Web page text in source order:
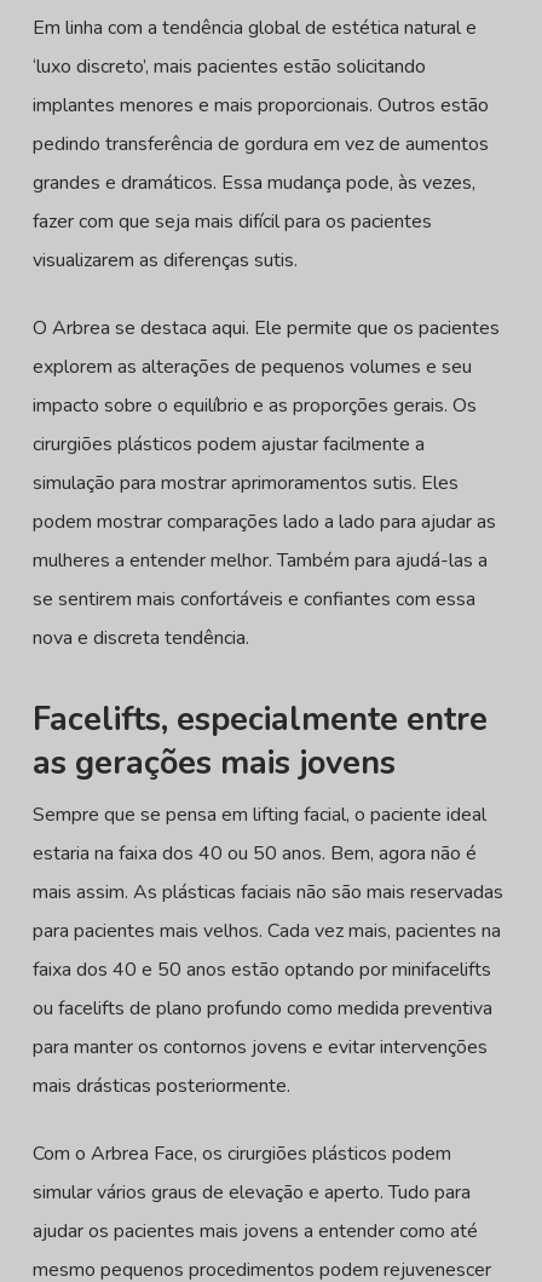
Em linha com a tendência global de estética natural e
‘luxo discreto’, mais pacientes estão solicitando
implantes menores e mais proporcionais. Outros estão
pedindo transferência de gordura em vez de aumentos
grandes e dramáticos. Essa mudança pode, às vezes,
fazer com que seja mais difícil para os pacientes
visualizarem as diferenças sutis.
O Arbrea se destaca aqui. Ele permite que os pacientes
explorem as alterações de pequenos volumes e seu
impacto sobre o equilíbrio e as proporções gerais. Os
cirurgiões plásticos podem ajustar facilmente a
simulação para mostrar aprimoramentos sutis. Eles
podem mostrar comparações lado a lado para ajudar as
mulheres a entender melhor. Também para ajudá-las a
se sentirem mais confortáveis e confiantes com essa
nova e discreta tendência.
Facelifts, especialmente entre
as gerações mais jovens
Sempre que se pensa em lifting facial, o paciente ideal
estaria na faixa dos 40 ou 50 anos. Bem, agora não é
mais assim. As plásticas faciais não são mais reservadas
para pacientes mais velhos. Cada vez mais, pacientes na
faixa dos 40 e 50 anos estão optando por minifacelifts
ou facelifts de plano profundo como medida preventiva
para manter os contornos jovens e evitar intervenções
mais drásticas posteriormente.
Com o Arbrea Face, os cirurgiões plásticos podem
simular vários graus de elevação e aperto. Tudo para
ajudar os pacientes mais jovens a entender como até
mesmo pequenos procedimentos podem rejuvenescer